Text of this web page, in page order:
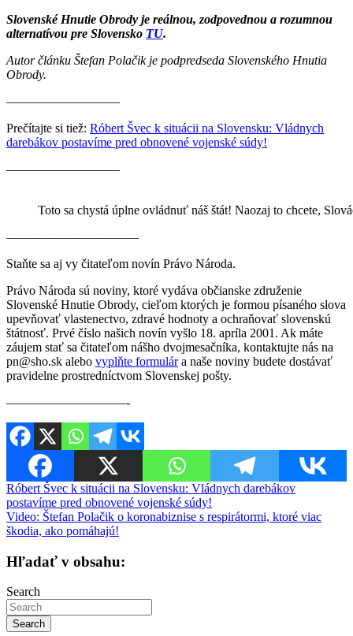
Slovenské Hnutie Obrody je reálnou, zodpovednou a rozumnou
alternatívou pre Slovensko TU.
Autor článku Štefan Polačik je podpredseda Slovenského Hnutia
Obrody.
—————————
Prečítajte si tiež: Róbert Švec k situácii na Slovensku: Vládnych
darebákov postavíme pred obnovené vojenské súdy!
—————————
Toto sa chystá úplne ovládnuť náš štát! Naozaj to chcete,
————————–——
Staňte sa aj vy čitateľom novín Právo Národa.
Právo Národa sú noviny, ktoré vydáva občianske združenie
Slovenské Hnutie Obrody, cieľom ktorých je formou písaného slova
upevňovať vlastenectvo, zdravé hodnoty a ochraňovať slovenskú
štátnosť. Prvé číslo našich novín vyšlo 18. apríla 2001. Ak máte
záujem stať sa čitateľom nášho dvojmesačníka, kontaktujte nás na
pn@sho.sk alebo vyplňte formulára naše noviny budete dostávať
pravidelne prostredníctvom Slovenskej pošty.
————————–—-
Navigácia
v
článku
Róbert Švec k situácii na Slovensku: Vládnych darebákov
postavíme pred obnovené vojenské súdy!
Video: Štefan Polačik o koronabiznise s respirátormi, ktoré viac
škodia, ako pomáhajú!
Hľadať v obsahu:
Search
Search